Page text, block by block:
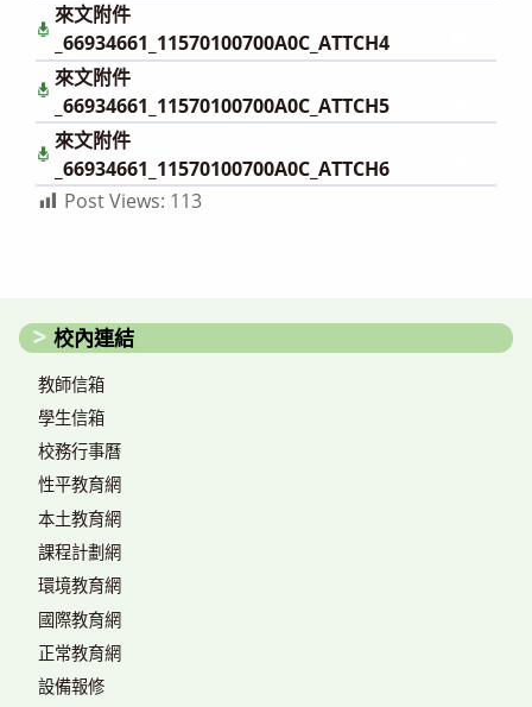
來文附件
_66934661_11570100700A0C_ATTCH4
來文附件
_66934661_11570100700A0C_ATTCH5
來文附件
_66934661_11570100700A0C_ATTCH6
Post Views: 113
校內連結
教師信箱
學生信箱
校務行事曆
性平教育網
本土教育網
課程計劃網
環境教育網
國際教育網
正常教育網
設備報修